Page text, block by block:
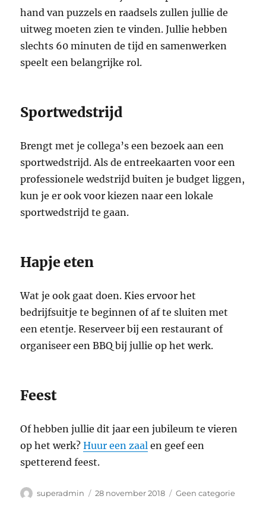
hand van puzzels en raadsels zullen jullie de
uitweg moeten zien te vinden. Jullie hebben
slechts 60 minuten de tijd en samenwerken
speelt een belangrijke rol.
Sportwedstrijd
Brengt met je collega’s een bezoek aan een
sportwedstrijd. Als de entreekaarten voor een
professionele wedstrijd buiten je budget liggen,
kun je er ook voor kiezen naar een lokale
sportwedstrijd te gaan.
Hapje eten
Wat je ook gaat doen. Kies ervoor het
bedrijfsuitje te beginnen of af te sluiten met
een etentje. Reserveer bij een restaurant of
organiseer een BBQ bij jullie op het werk.
Feest
Of hebben jullie dit jaar een jubileum te vieren
op het werk?Huur een zaal en geef een
spetterend feest.
Auteur
superadmin
Geplaatst
28 november 2018 Categorieën
Geen categorie